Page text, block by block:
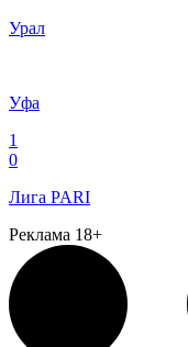
Урал
Уфа
1
0
Лига PARI
Реклама 18+